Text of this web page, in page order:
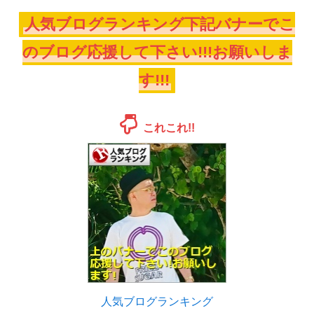
人気ブログランキング下記バナーでこ
のブログ応援して下さい!!!お願いしま
す!!!
これこれ!!
人気ブログランキング